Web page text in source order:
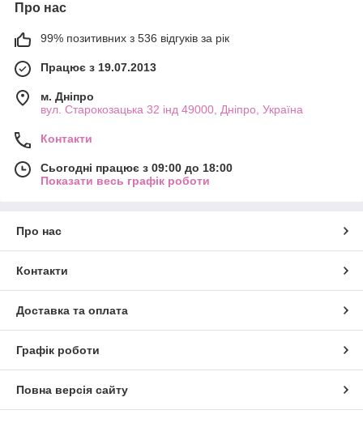
Про нас
99% позитивних з 536 відгуків за рік
Працює з 19.07.2013
м. Дніпро
вул. Старокозацька 32 інд 49000, Дніпро, Україна
Контакти
Сьогодні працює з 09:00 до 18:00
Показати весь графік роботи
Про нас
Контакти
Доставка та оплата
Графік роботи
Повна версія сайту